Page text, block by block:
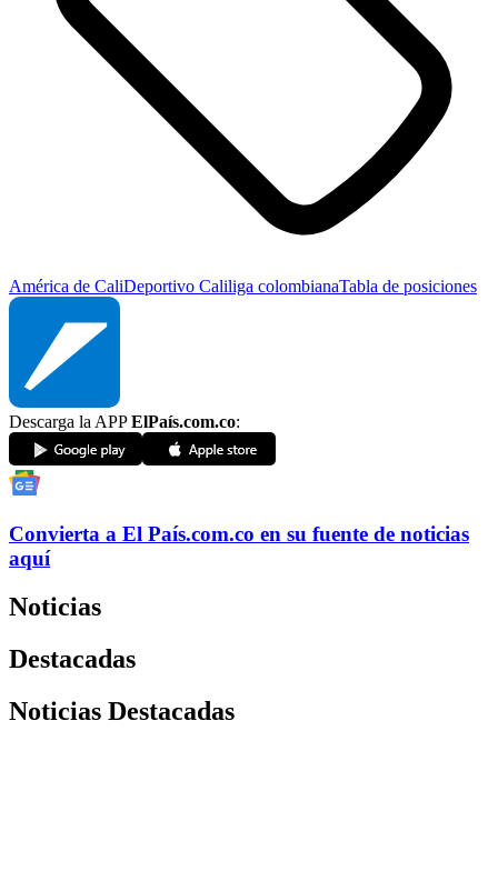
América de CaliDeportivo Caliliga colombianaTabla de posiciones
Descarga la APPElPaís.com.co:
Convierta a El País.com.co en su fuente de noticias
aquí
Noticias
Destacadas
Noticias Destacadas